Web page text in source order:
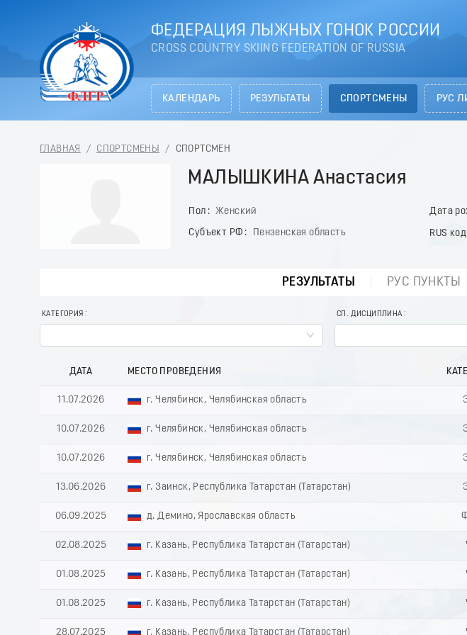
ФЕДЕРАЦИЯ ЛЫЖНЫХ ГОНОК РОССИИ
CROSS COUNTRY SKIING FEDERATION OF RUSSIA
КАЛЕНДАРЬ РЕЗУЛЬТАТЫ СПОРТСМЕНЫ РУС
ГЛАВНАЯ / СПОРТСМЕНЫ / СПОРТСМЕН
МАЛЫШКИНА Анастасия
Пол Женский Дата
Субъект РФ
Пензенская область RUS код
РЕЗУЛЬТАТЫ РУС ПУНКТЫ
КАТЕГОРИЯ СП. ДИСЦИПЛИНА
ДАТА МЕСТО ПРОВЕДЕНИЯ
11.07.2026 г. Челябинск, Челябинская область
10.07.2026 г. Челябинск, Челябинская область
10.07.2026 г. Челябинск, Челябинская область
13.06.2026 г. Заинск, Республика Татарстан (Татарстан)
06.09.2025 д. Демино, Ярославская область
02.08.2025 г. Казань, Республика Татарстан (Татарстан)
01.08.2025 г. Казань, Республика Татарстан (Татарстан)
01.08.2025 г. Казань, Республика Татарстан (Татарстан)
28.07.2025 г. Казань, Республика Татарстан (Татарстан)